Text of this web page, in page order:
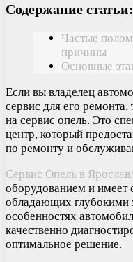
Содержание статьи:
Частые
причины
Основные
Если вы владелец
сервис для его
на сервис опель. Это
центр, который
по ремонту и
Сервис Опель в
оборудованием и имеет
обладающих глубокими
особенностях
качественно
оптимальное решение.